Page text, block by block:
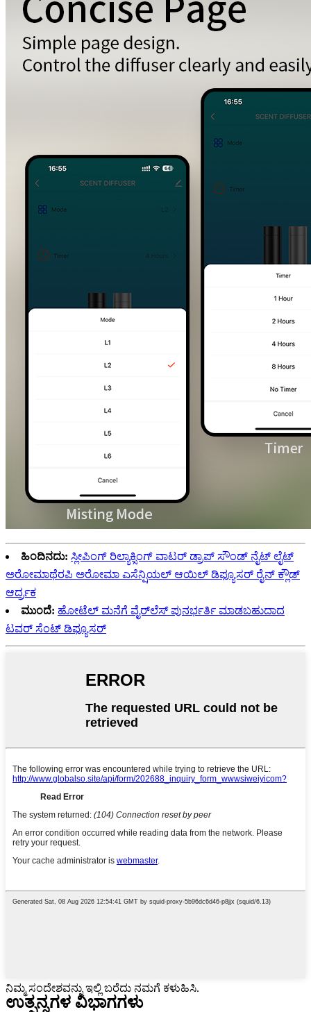
ಹಿಂದಿನದು: ಸ್ಲೀಪಿಂಗ್ ರಿಲ್ಯಾಕ್ಸಿಂಗ್ ವಾಟರ್ ಡ್ರಾಪ್ ಸೌಂಡ್ ನೈಟ್ ಲೈಟ್
ಅರೋಮಾಥೆರಪಿ ಅರೋಮಾ ಎಸೆನ್ಷಿಯಲ್ ಆಯಿಲ್ ಡಿಫ್ಯೂಸರ್ ರೈನ್ ಕ್ಲೌಡ್
ಆರ್ದ್ರಕ
ಮುಂದೆ: ಹೋಟೆಲ್ ಮನೆಗೆ ವೈರ್‌ಲೆಸ್ ಪುನರ್ಭರ್ತಿ ಮಾಡಬಹುದಾದ
ಟವರ್ ಸೆಂಟ್ ಡಿಫ್ಯೂಸರ್
ನಿಮ್ಮ ಸಂದೇಶವನ್ನು ಇಲ್ಲಿ ಬರೆದು ನಮಗೆ ಕಳುಹಿಸಿ.
ಉತ್ಪನ್ನಗಳ ವಿಭಾಗಗಳು